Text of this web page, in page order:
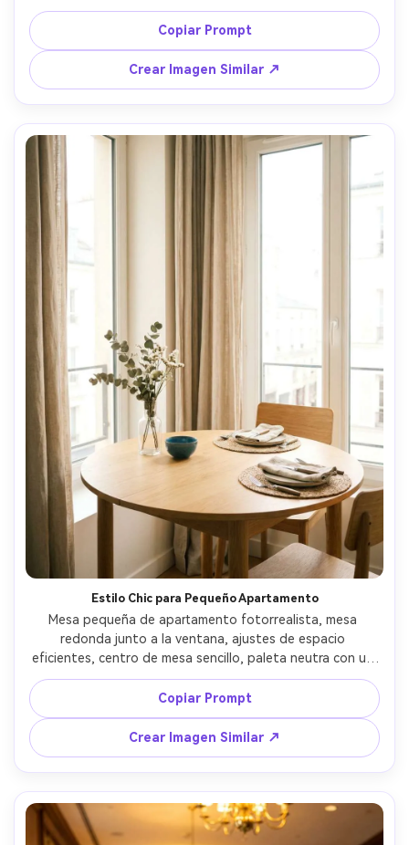
solar filtrada entre hojas, ambiente relajado de verano,
Nikon D850 35mm, gradación natural de color, sombras
realistas --ar 4:5
Copiar Prompt
Crear Imagen Similar ↗
Estilo Chic para Pequeño Apartamento
Mesa pequeña de apartamento fotorrealista, mesa
redonda junto a la ventana, ajustes de espacio
eficientes, centro de mesa sencillo, paleta neutra con un
color de acento, luz brillante y suave de ventana, Fujifilm
X-T5 23mm, composición limpia, escala y proporciones
realistas --ar 4:5
Copiar Prompt
Crear Imagen Similar ↗